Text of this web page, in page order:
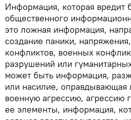
Информация, которая вредит
общественного
это ложная информация,
создание паники,
конфликтов, военных
разрушений или
может быть информация,
или насилие, оправдывающая
военную агрессию, агрессию
ее элементы, информация,